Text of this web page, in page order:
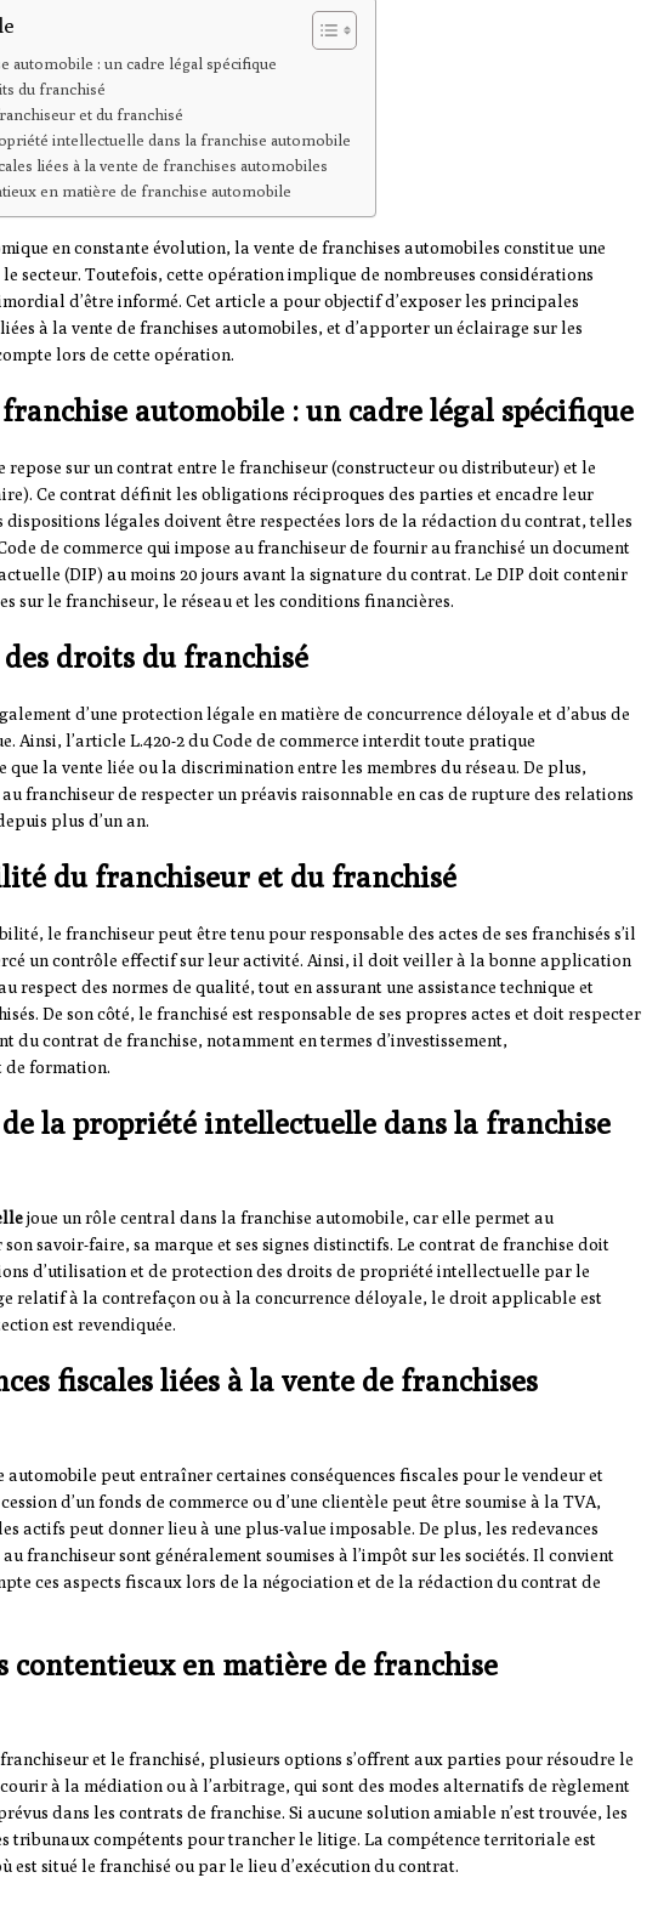
automobile : un cadre légal spécifique
du franchisé
et du franchisé
intellectuelle dans la franchise automobile
liées à la vente de franchises automobiles
en matière de franchise automobile
en constante évolution, la vente de franchises automobiles constitue une
secteur. Toutefois, cette opération implique de nombreuses considérations
d’être informé. Cet article a pour objectif d’exposer les principales
à la vente de franchises automobiles, et d’apporter un éclairage sur les
lors de cette opération.
automobile : un cadre légal spécifique
repose sur un contrat entre le franchiseur (constructeur ou distributeur) et le
Ce contrat définit les obligations réciproques des parties et encadre leur
légales doivent être respectées lors de la rédaction du contrat, telles
de commerce qui impose au franchiseur de fournir au franchisé un document
(DIP) au moins 20 jours avant la signature du contrat. Le DIP doit contenir
sur le franchiseur, le réseau et les conditions financières.
droits du franchisé
d’une protection légale en matière de concurrence déloyale et d’abus de
Ainsi, l’article L.420-2 du Code de commerce interdit toute pratique
la vente liée ou la discrimination entre les membres du réseau. De plus,
franchiseur de respecter un préavis raisonnable en cas de rupture des relations
plus d’un an.
du franchiseur et du franchisé
le franchiseur peut être tenu pour responsable des actes de ses franchisés s’il
un contrôle effectif sur leur activité. Ainsi, il doit veiller à la bonne application
respect des normes de qualité, tout en assurant une assistance technique et
De son côté, le franchisé est responsable de ses propres actes et doit respecter
du contrat de franchise, notamment en termes d’investissement,
de formation.
de la propriété intellectuelle dans la franchise
joue un rôle central dans la franchise automobile, car elle permet au
savoir-faire, sa marque et ses signes distinctifs. Le contrat de franchise doit
d’utilisation et de protection des droits de propriété intellectuelle par le
relatif à la contrefaçon ou à la concurrence déloyale, le droit applicable est
est revendiquée.
fiscales liées à la vente de franchises
automobile peut entraîner certaines conséquences fiscales pour le vendeur et
d’un fonds de commerce ou d’une clientèle peut être soumise à la TVA,
actifs peut donner lieu à une plus-value imposable. De plus, les redevances
franchiseur sont généralement soumises à l’impôt sur les sociétés. Il convient
ces aspects fiscaux lors de la négociation et de la rédaction du contrat de
contentieux en matière de franchise
et le franchisé, plusieurs options s’offrent aux parties pour résoudre le
à la médiation ou à l’arbitrage, qui sont des modes alternatifs de règlement
dans les contrats de franchise. Si aucune solution amiable n’est trouvée, les
tribunaux compétents pour trancher le litige. La compétence territoriale est
est situé le franchisé ou par le lieu d’exécution du contrat.